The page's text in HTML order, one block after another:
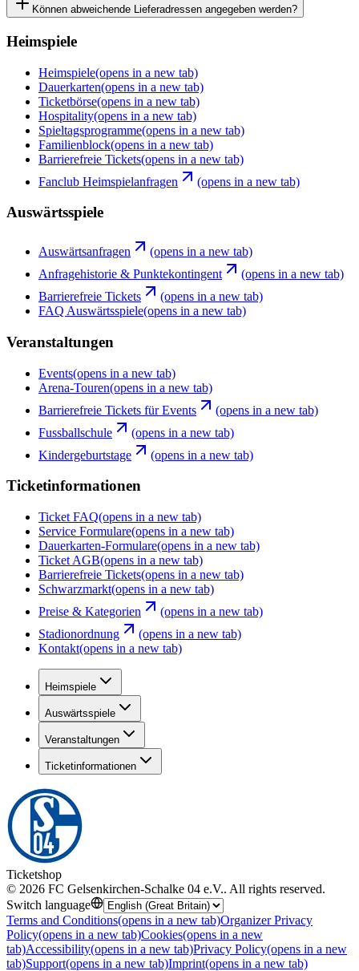
Können abweichende Lieferadressen angegeben werden?
Heimspiele
Heimspiele(opens in a new tab)
Dauerkarten(opens in a new tab)
Ticketbörse(opens in a new tab)
Hospitality(opens in a new tab)
Spieltagsprogramme(opens in a new tab)
Familienblock(opens in a new tab)
Barrierefreie Tickets(opens in a new tab)
Fanclub Heimspielanfragen
(opens in a new tab)
Auswärtsspiele
Auswärtsanfragen
(opens in a new tab)
Anfragehistorie & Punktekontingent
(opens in a new tab)
Barrierefreie Tickets
(opens in a new tab)
FAQ Auswärtsspiele(opens in a new tab)
Veranstaltungen
Events(opens in a new tab)
Arena-Touren(opens in a new tab)
Barrierefreie Tickets für Events
(opens in a new tab)
Fussballschule
(opens in a new tab)
Kindergeburtstage
(opens in a new tab)
Ticketinformationen
Ticket FAQ(opens in a new tab)
Service Formulare(opens in a new tab)
Dauerkarten-Formulare(opens in a new tab)
Ticket AGB(opens in a new tab)
Barrierefreie Tickets(opens in a new tab)
Schwarzmarkt(opens in a new tab)
Preise & Kategorien
(opens in a new tab)
Stadionordnung
(opens in a new tab)
Kontakt(opens in a new tab)
Heimspiele
Auswärtsspiele
Veranstaltungen
Ticketinformationen
Ticketshop
© 2026 FC Gelsenkirchen-Schalke 04 e.V.. All rights reserved.
Switch language
Terms and Conditions(opens in a new tab)Organizer Privacy
Policy(opens in a new tab)Cookies(opens in a new
tab)Accessibility(opens in a new tab)Privacy Policy(opens in a new
tab)Support(opens in a new tab)Imprint(opens in a new tab)